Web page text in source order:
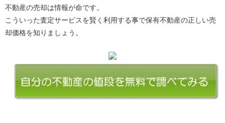
不動産の売却は情報が命です。
こういった査定サービスを賢く利用する事で保有不動産の正しい売
却価格を知りましょう。